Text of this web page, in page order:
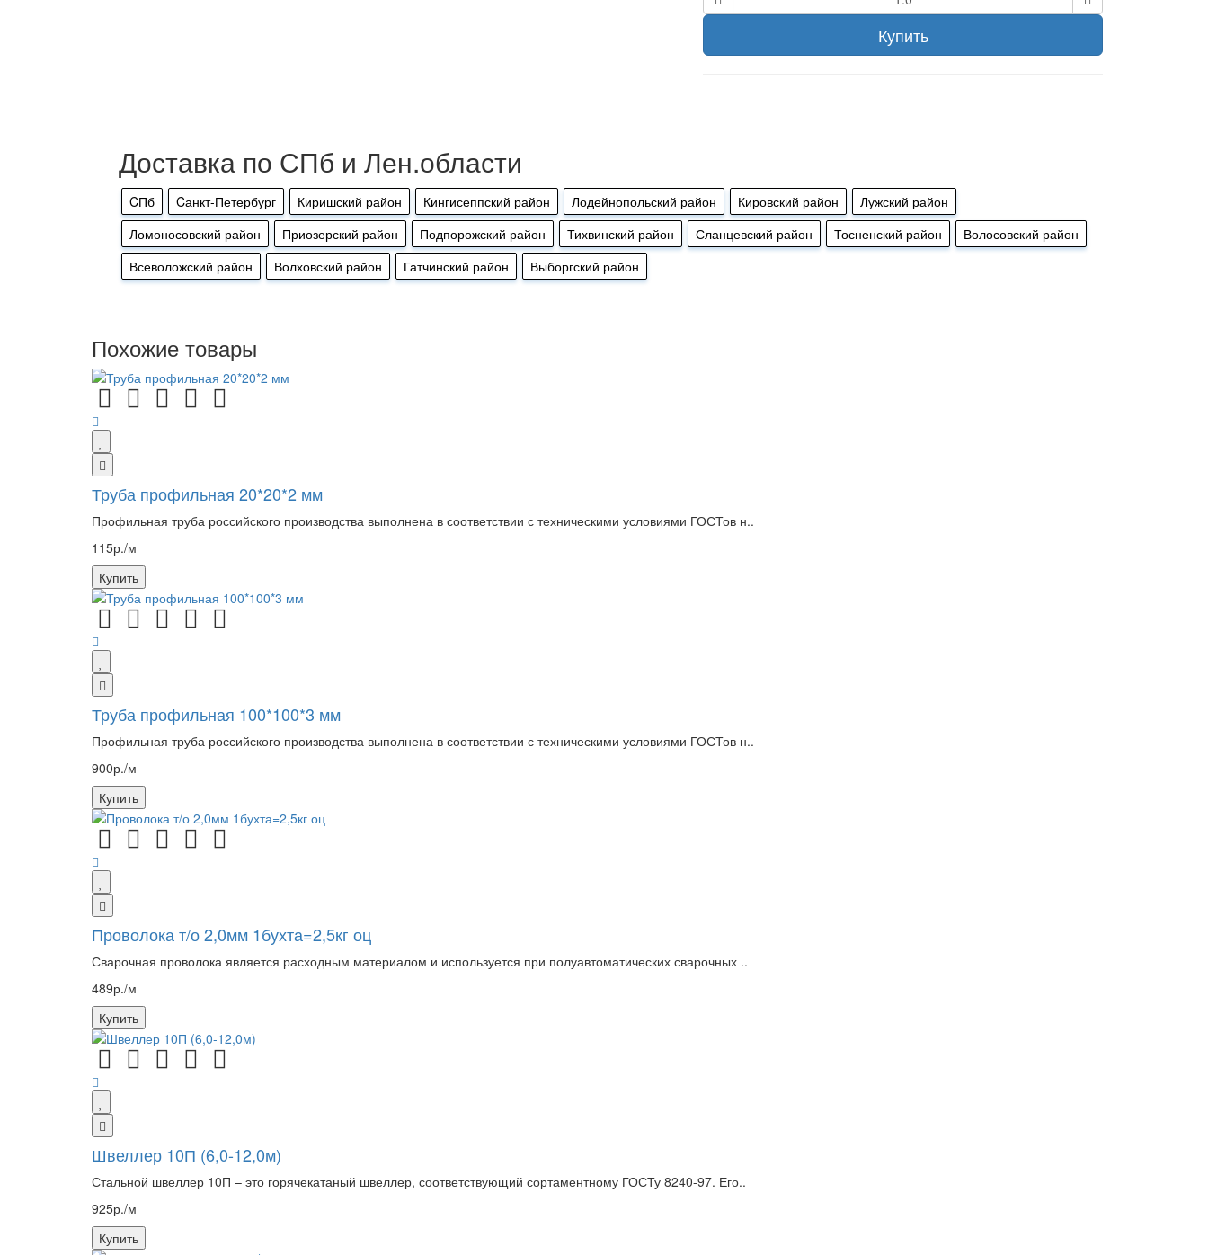
Купить
Доставка по СПб и Лен.области
CПб Cанкт-Петербург Киришский район Кингисеппский район Лодейнопольский район Кировский район
Лужский район
Ломоносовский район
Приозерский район Подпорожский район Тихвинский район Сланцевский район Тосненский район
Волосовский район
Всеволожский район
Волховский район Гатчинский район Выборгский район
Похожие товары
Труба профильная 20*20*2 мм
Профильная труба российского производства выполнена в соответствии с техническими условиями ГОСТов н..
115р./м
Купить
Труба профильная 100*100*3 мм
Профильная труба российского производства выполнена в соответствии с техническими условиями ГОСТов н..
900р./м
Купить
Проволока т/о 2,0мм 1бухта=2,5кг оц
Сварочная проволока является расходным материалом и используется при полуавтоматических сварочных ..
489р./м
Купить
Швеллер 10П (6,0-12,0м)
Стальной швеллер 10П – это горячекатаный швеллер, соответствующий сортаментному ГОСТу 8240-97. Его..
925р./м
Купить